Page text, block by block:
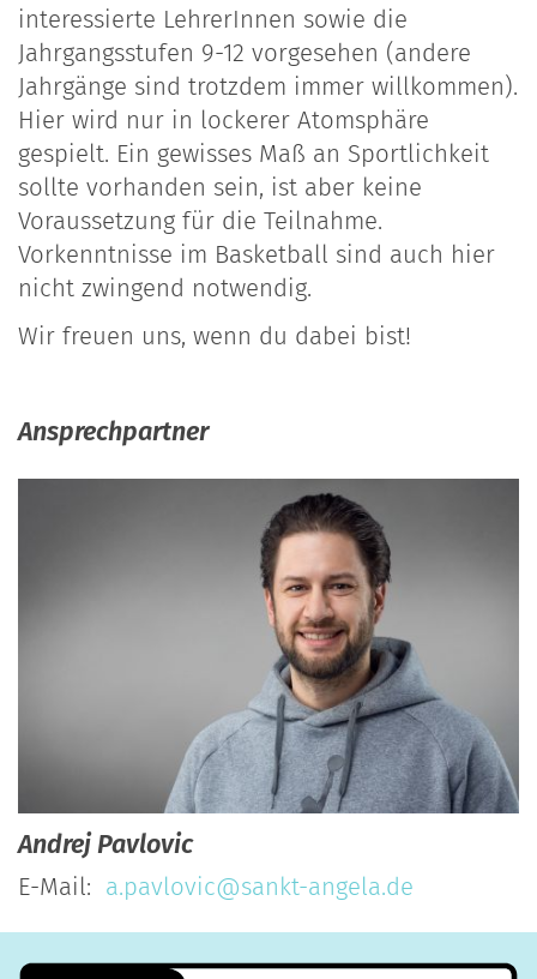
interessierte LehrerInnen sowie die
Jahrgangsstufen 9-12 vorgesehen (andere
Jahrgänge sind trotzdem immer willkommen).
Hier wird nur in lockerer Atomsphäre
gespielt. Ein gewisses Maß an Sportlichkeit
sollte vorhanden sein, ist aber keine
Voraussetzung für die Teilnahme.
Vorkenntnisse im Basketball sind auch hier
nicht zwingend notwendig.
Wir freuen uns, wenn du dabei bist!
Ansprechpartner
AndrejPavlovic
E-Mail: a.pavlovic@sankt-angela.de